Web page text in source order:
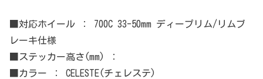
■対応ホイール ： 700C 33-50mm ディープリム/リムブ
レーキ仕様
■ステッカー高さ(mm) ：
■カラー ： CELESTE(チェレステ)